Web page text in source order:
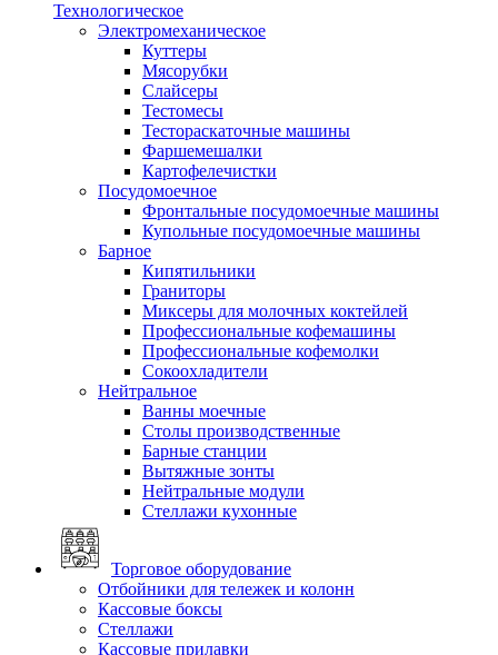
Технологическое
Электромеханическое
Куттеры
Мясорубки
Слайсеры
Тестомесы
Тестораскаточные машины
Фаршемешалки
Картофелечистки
Посудомоечное
Фронтальные посудомоечные машины
Купольные посудомоечные машины
Барное
Кипятильники
Граниторы
Миксеры для молочных коктейлей
Профессиональные кофемашины
Профессиональные кофемолки
Сокоохладители
Нейтральное
Ванны моечные
Столы производственные
Барные станции
Вытяжные зонты
Нейтральные модули
Стеллажи кухонные
Торговое оборудование
Отбойники для тележек и колонн
Кассовые боксы
Стеллажи
Кассовые прилавки